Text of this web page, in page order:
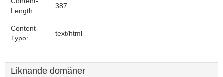
Length:
387
Content-
Type:
text/html
Liknande domäner